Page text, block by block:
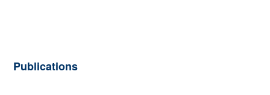
Publications